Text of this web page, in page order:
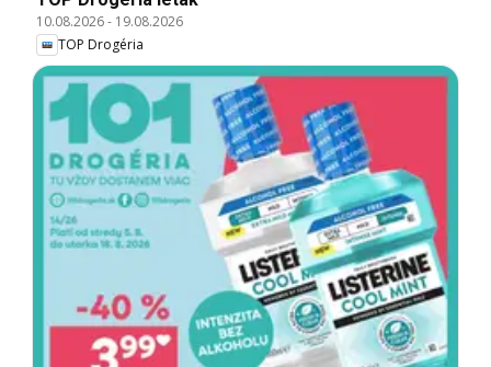
10.08.2026- 19.08.2026
TOP Drogéria